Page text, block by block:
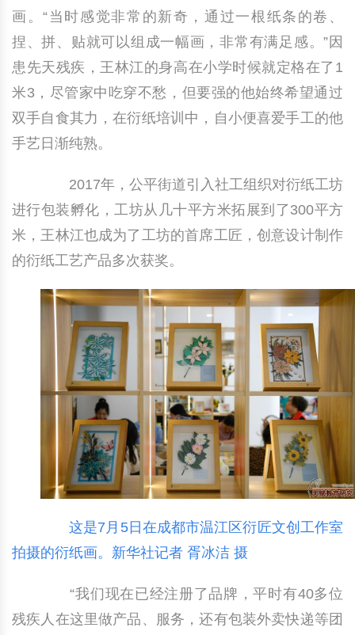
画。“当时感觉非常的新奇，通过一根纸条的卷、
捏、拼、贴就可以组成一幅画，非常有满足感。”因
患先天残疾，王林江的身高在小学时候就定格在了1
米3，尽管家中吃穿不愁，但要强的他始终希望通过
双手自食其力，在衍纸培训中，自小便喜爱手工的他
手艺日渐纯熟。
2017年，公平街道引入社工组织对衍纸工坊
进行包装孵化，工坊从几十平方米拓展到了300平方
米，王林江也成为了工坊的首席工匠，创意设计制作
的衍纸工艺产品多次获奖。
这是7月5日在成都市温江区衍匠文创工作室
拍摄的衍纸画。新华社记者 胥冰洁 摄
“我们现在已经注册了品牌，平时有40多位
残疾人在这里做产品、服务，还有包装外卖快递等团